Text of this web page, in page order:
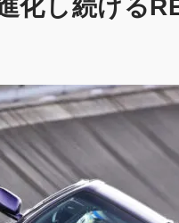
化し続ける